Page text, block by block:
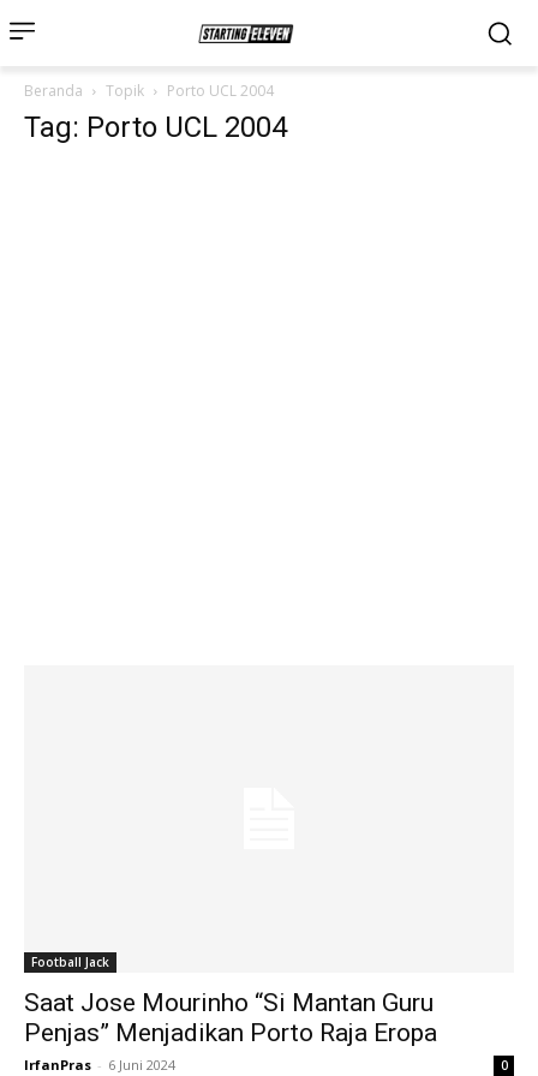
Beranda Topik Porto UCL 2004
Tag: Porto UCL 2004
Football Jack
Saat Jose Mourinho “Si Mantan Guru
Penjas” Menjadikan Porto Raja Eropa
IrfanPras - 6 Juni 2024 0